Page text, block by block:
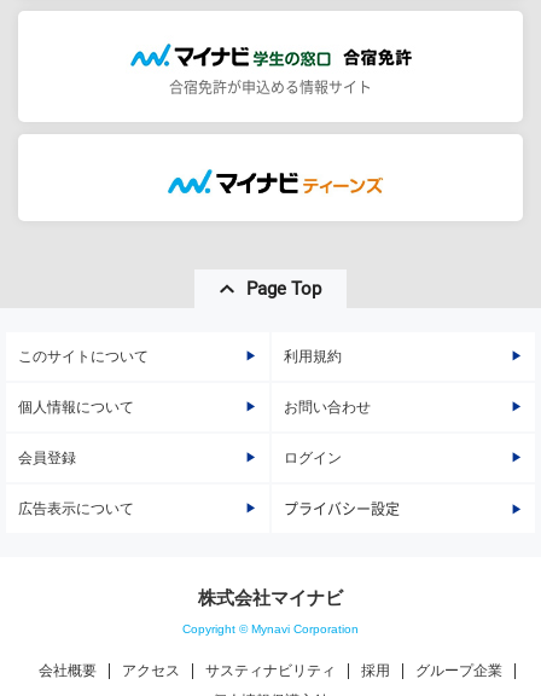
合宿免許が申込める情報サイト
Page Top
このサイトについて 利用規約
個人情報について お問い合わせ
会員登録 ログイン
広告表示について プライバシー設定
株式会社マイナビ
Copyright © Mynavi Corporation
会社概要 アクセス サスティナビリティ 採用
グループ企業